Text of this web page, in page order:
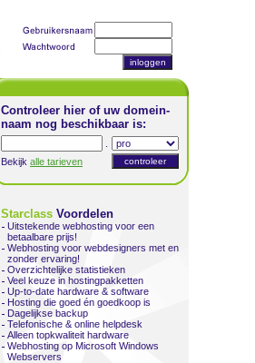
Controleer hier of uw domein-
naam nog beschikbaar is:
Bekijk alle tarieven
Starclass Voordelen
Uitstekende webhosting voor een
betaalbare prijs!
Webhosting voor webdesigners met en
zonder ervaring!
Overzichtelijke statistieken
Veel keuze in hostingpakketten
Up-to-date hardware & software
Hosting die goed én goedkoop is
Dagelijkse backup
Telefonische & online helpdesk
Alleen topkwaliteit hardware
Webhosting op Microsoft Windows
Webservers